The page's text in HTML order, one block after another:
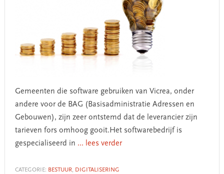
Gemeenten die software gebruiken van Vicrea, onder
andere voor de BAG (Basisadministratie Adressen en
Gebouwen), zijn zeer ontstemd dat de leverancier zijn
tarieven fors omhoog gooit.Het softwarebedrijf is
gespecialiseerd in ... lees verder
CATEGORIE: BESTUUR, DIGITALISERING